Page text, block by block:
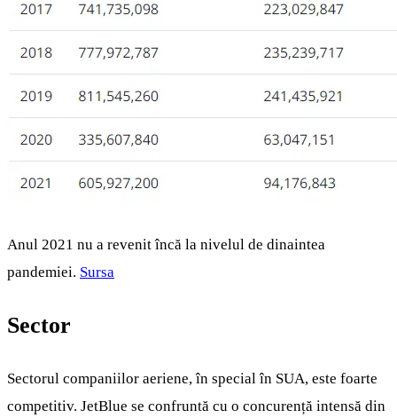
Anul 2021 nu a revenit încă la nivelul de dinaintea
pandemiei. Sursa
Sector
Sectorul companiilor aeriene, în special în SUA, este foarte
competitiv. JetBlue se confruntă cu o concurență intensă din